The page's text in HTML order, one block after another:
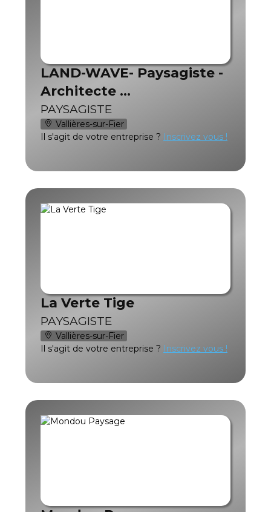
LAND-WAVE- Paysagiste -
Architecte …
PAYSAGISTE
Vallières-sur-Fier
Il s'agit de votre entreprise ? Inscrivez vous !
La Verte Tige
PAYSAGISTE
Vallières-sur-Fier
Il s'agit de votre entreprise ? Inscrivez vous !